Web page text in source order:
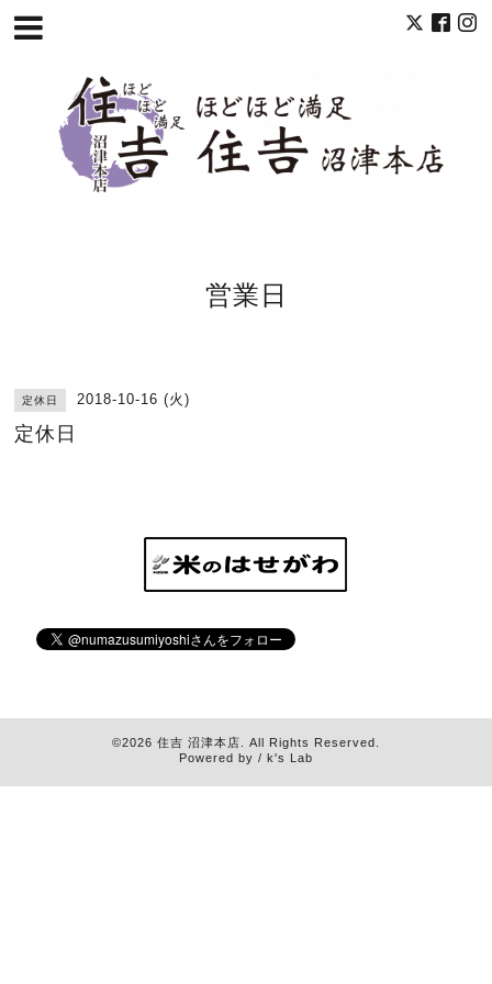
営業日
定休日 2018-10-16 (火)
定休日
©2026 住吉 沼津本店 . All Rights Reserved.
Powered by / k's Lab